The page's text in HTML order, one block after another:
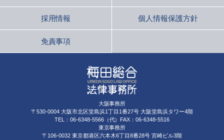
採用情報 個人情報保護方針
免責事項
大阪事務所
〒530-0004 大阪市北区堂島浜1丁目1番27号 大阪堂島浜タワー4階
TEL：06-6348-5566（代）FAX：06-6348-5516
東京事務所
〒106-0032 東京都港区六本木6丁目8番28号 宮崎ビル3階